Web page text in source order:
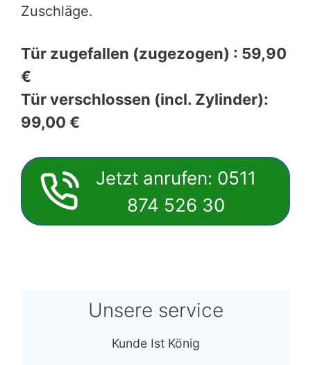
Zuschläge.
Tür zugefallen (zugezogen) : 59,90
€
Tür verschlossen (incl. Zylinder):
99,00 €
Jetzt anrufen: 0511
874 526 30
Unsere service
Kunde Ist König